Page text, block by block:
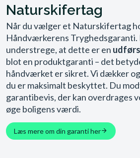
Naturskifertag
Når du vælger et Naturskifertag
Håndværkerens
understrege, at dette er en
blot en produktgaranti – det
håndværket er sikret. Vi dækker
du er maksimalt beskyttet. Du
garantibevis, der kan overdrages
øge boligens værdi.
Læs mere om din garanti her